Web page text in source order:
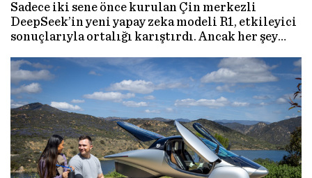
Sadece iki sene önce kurulan Çin merkezli
DeepSeek’in yeni yapay zeka modeli R1, etkileyici
sonuçlarıyla ortalığı karıştırdı. Ancak her şey